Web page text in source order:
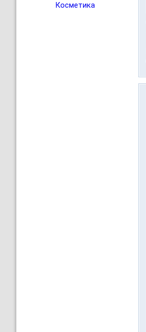
Косметика